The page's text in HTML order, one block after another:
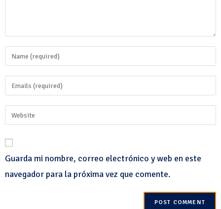
Guarda mi nombre, correo electrónico y web en este
navegador para la próxima vez que comente.